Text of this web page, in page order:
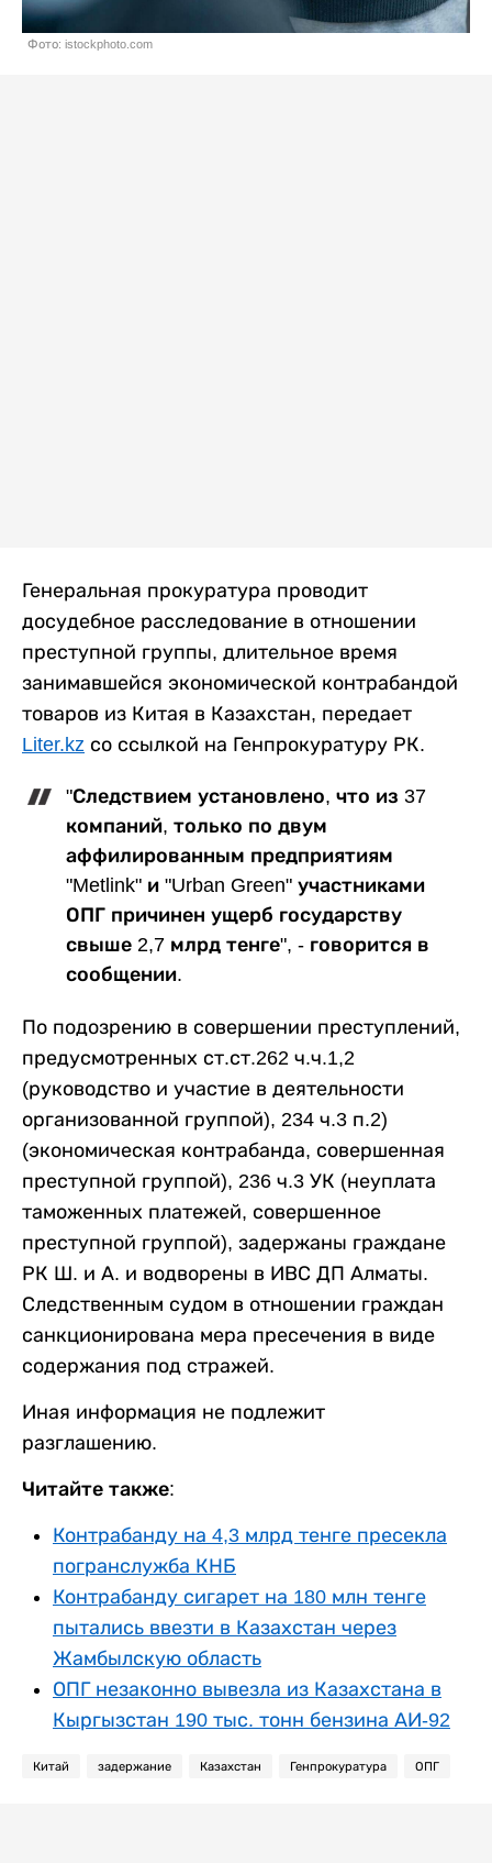
Фото: istockphoto.com
Генеральная прокуратура проводит
досудебное расследование в отношении
преступной группы, длительное время
занимавшейся экономической контрабандой
товаров из Китая в Казахстан, передает
Liter.kz со ссылкой на Генпрокуратуру РК.
"Следствием установлено, что из 37
компаний, только по двум
аффилированным предприятиям
"Metlink" и "Urban Green" участниками
ОПГ причинен ущерб государству
свыше 2,7 млрд тенге", - говорится в
сообщении.
По подозрению в совершении преступлений,
предусмотренных ст.ст.262 ч.ч.1,2
(руководство и участие в деятельности
организованной группой), 234 ч.3 п.2)
(экономическая контрабанда, совершенная
преступной группой), 236 ч.3 УК (неуплата
таможенных платежей, совершенное
преступной группой), задержаны граждане
РК Ш. и А. и водворены в ИВС ДП Алматы.
Следственным судом в отношении граждан
санкционирована мера пресечения в виде
содержания под стражей.
Иная информация не подлежит
разглашению.
Читайте также:
Контрабанду на 4,3 млрд тенге пресекла
погранслужба КНБ
Контрабанду сигарет на 180 млн тенге
пытались ввезти в Казахстан через
Жамбылскую область
ОПГ незаконно вывезла из Казахстана в
Кыргызстан 190 тыс. тонн бензина АИ-92
Китай задержание Казахстан Генпрокуратура ОПГ